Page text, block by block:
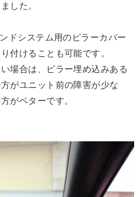
した。
ドシステム用のピラーカバー
付けることも可能です。
場合は、ピラー埋め込みある
がユニット前の障害が少な
がベターです。